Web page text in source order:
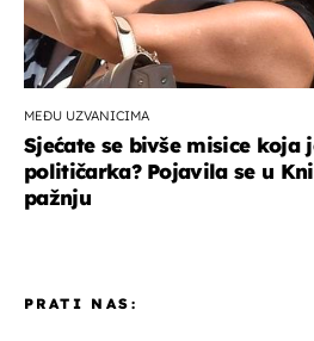
MEĐU UZVANICIMA
Sjećate se bivše misice koja
političarka? Pojavila se u
pažnju
PRATI NAS: